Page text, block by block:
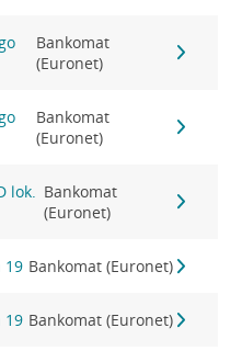
Bankomat
(Euronet)
Bankomat
(Euronet)
lok. Bankomat
(Euronet)
19 Bankomat (Euronet)
19 Bankomat (Euronet)